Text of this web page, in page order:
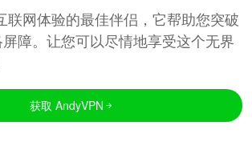
联网体验的最佳伴侣，它帮助您突破
障。让您可以尽情地享受这个无界
获取 AndyVPN